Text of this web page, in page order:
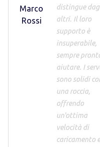
Marco
Rossi
distingue
altri. Il loro
supporto è
insuperabile,
sempre
aiutare. I
sono solidi
una roccia,
offrendo
un'ottima
velocità di
caricamento